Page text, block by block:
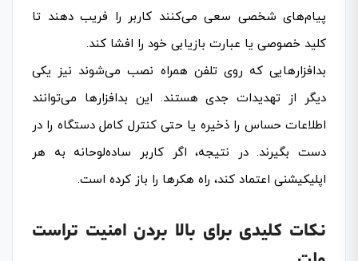
پیام‌های شخصی سعی می‌کنند کاربر را فریب دهند تا
کلید خصوصی یا عبارت بازیابی خود را افشا کند.
بدافزارهایی که روی تلفن همراه نصب می‌شوند نیز یکی
دیگر از تهدیدات جدی هستند. این بدافزارها می‌توانند
اطلاعات حساس را ذخیره یا حتی کنترل کامل دستگاه را در
دست بگیرند. در نتیجه، اگر کاربر ساده‌لوحانه به هر
اپلیکیشنی اعتماد کند، راه هکرها را باز کرده است.
نکات کلیدی برای بالا بردن امنیت تراست